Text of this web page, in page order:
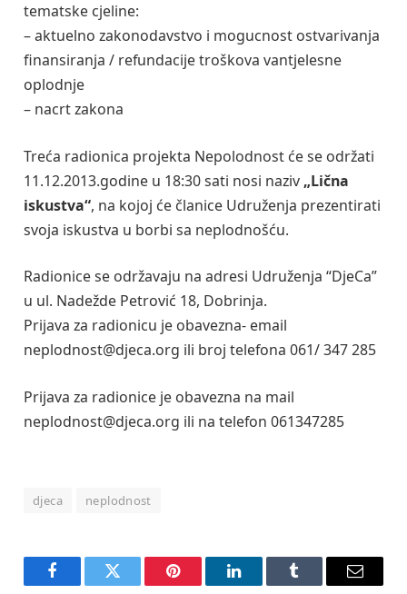
tematske cjeline:
– aktuelno zakonodavstvo i mogucnost ostvarivanja
finansiranja / refundacije troškova vantjelesne
oplodnje
– nacrt zakona
Treća radionica projekta Nepolodnost će se održati
11.12.2013.godine u 18:30 sati nosi naziv „Lična
iskustva“, na kojoj će članice Udruženja prezentirati
svoja iskustva u borbi sa neplodnošću.
Radionice se održavaju na adresi Udruženja “DjeCa”
u ul. Nadežde Petrović 18, Dobrinja.
Prijava za radionicu je obavezna- email
neplodnost@djeca.org ili broj telefona 061/ 347 285
Prijava za radionice je obavezna na mail
neplodnost@djeca.org ili na telefon 061347285
djeca neplodnost
FacebookTwitter Pinterest LinkedInTumblr Email